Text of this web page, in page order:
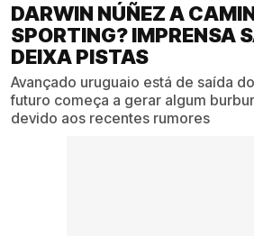
DARWIN NÚÑEZ A
SPORTING? IMPRENSA
DEIXA PISTAS
Avançado uruguaio está de saída
futuro começa a gerar algum
devido aos recentes rumores